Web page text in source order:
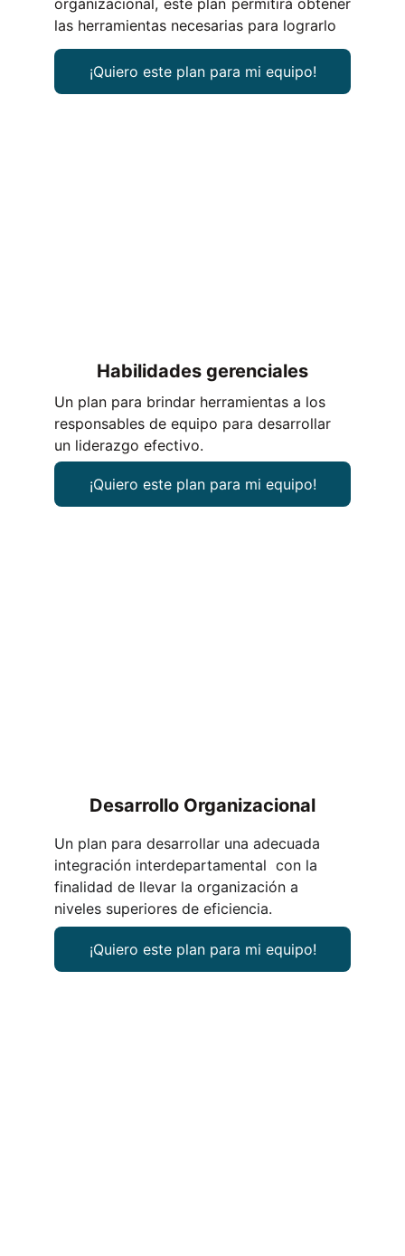
organizacional, este plan permitirá obtener
las herramientas necesarias para lograrlo
Habilidades gerenciales
Un plan para brindar herramientas a los
responsables de equipo para desarrollar
un liderazgo efectivo.
Desarrollo Organizacional
Un plan para desarrollar una adecuada
integración interdepartamental  con la
finalidad de llevar la organización a
niveles superiores de eficiencia.
¡Quiero este plan para mi equipo!
¡Quiero este plan para mi equipo!
¡Quiero este plan para mi equipo!